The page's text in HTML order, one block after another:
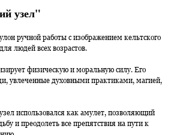
узел"
ручной работы с изображением кельтского
людей всех возрастов.
физическую и моральную силу. Его
увлеченные духовными практиками, магией,
использовался как амулет, позволяющий
и преодолеть все препятствия на пути к